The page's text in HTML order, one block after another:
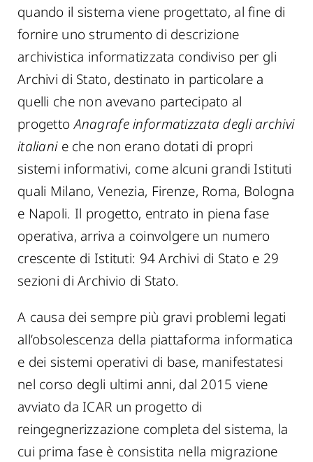
quando il sistema viene progettato, al fine di
fornire uno strumento di descrizione
archivistica informatizzata condiviso per gli
Archivi di Stato, destinato in particolare a
quelli che non avevano partecipato al
progettoAnagrafe informatizzata degli archivi
italianie che non erano dotati di propri
sistemi informativi, come alcuni grandi Istituti
quali Milano, Venezia, Firenze, Roma, Bologna
e Napoli. Il progetto, entrato in piena fase
operativa, arriva a coinvolgere un numero
crescente di Istituti: 94 Archivi di Stato e 29
sezioni di Archivio di Stato.
A causa dei sempre più gravi problemi legati
all’obsolescenza della piattaforma informatica
e dei sistemi operativi di base, manifestatesi
nel corso degli ultimi anni, dal 2015 viene
avviato da ICAR un progetto di
reingegnerizzazione completa del sistema, la
cui prima fase è consistita nella migrazione